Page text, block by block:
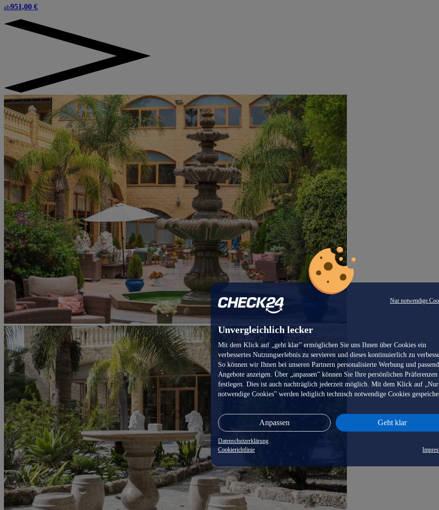
Nur notwendige
Unvergleichlich lecker
Mit dem Klick auf „geht klar” ermöglichen Sie uns Ihnen über Cookies ein
verbessertes Nutzungserlebnis zu servieren und dieses kontinuierlich zu
So können wir Ihnen bei unseren Partnern personalisierte Werbung und
Angebote anzeigen. Über „anpassen” können Sie Ihre persönlichen Präferenzen
festlegen. Dies ist auch nachträglich jederzeit möglich. Mit dem Klick auf „Nur
notwendige Cookies” werden lediglich technisch notwendige Cookies
Anpassen Geht klar
Datenschutzerklärung
Cookierichtlinie
ab951,00 €